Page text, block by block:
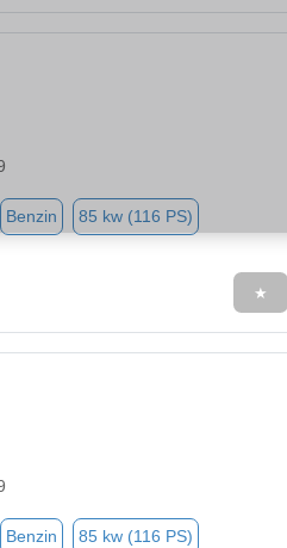
Benzin 85 kw (116 PS)
★
Benzin 85 kw (116 PS)